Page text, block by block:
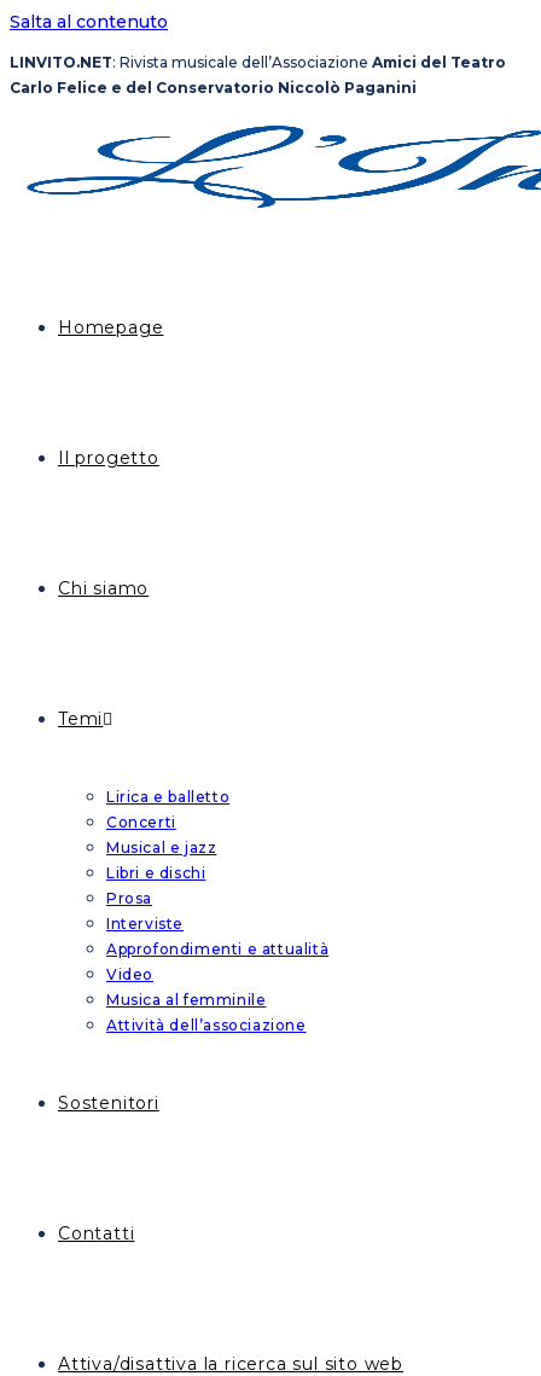
Salta al contenuto
LINVITO.NET: Rivista musicale dell’Associazione Amici del Teatro
Carlo Felice e del Conservatorio Niccolò Paganini
Homepage
Il progetto
Chi siamo
Temi
Lirica e balletto
Concerti
Musical e jazz
Libri e dischi
Prosa
Interviste
Approfondimenti e attualità
Video
Musica al femminile
Attività dell’associazione
Sostenitori
Contatti
Attiva/disattiva la ricerca sul sito web